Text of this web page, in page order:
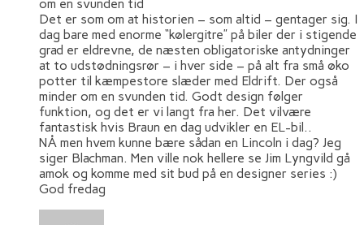
om en svunden tid
Det er som om at historien – som altid – gentager sig. I
dag bare med enorme “kølergitre” på biler der i stigende
grad er eldrevne, de næsten obligatoriske antydninger
at to udstødningsrør – i hver side – på alt fra små øko
potter til kæmpestore slæder med Eldrift. Der også
minder om en svunden tid. Godt design følger
funktion, og det er vi langt fra her. Det vilvære
fantastisk hvis Braun en dag udvikler en EL-bil..
NÅ men hvem kunne bære sådan en Lincoln i dag? Jeg
siger Blachman. Men ville nok hellere se Jim Lyngvild gå
amok og komme med sit bud på en designer series :)
God fredag